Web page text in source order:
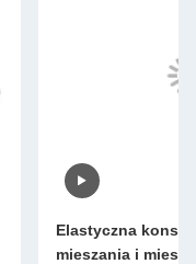
Elastyczna
mieszania i